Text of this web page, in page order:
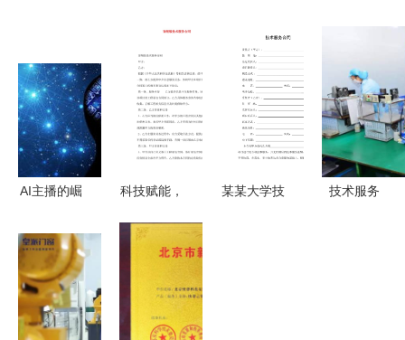
采
实践之道
以技术服务
驱动供应链
金融行稳致
远
命科学技术
服务新风向
AI主播的崛
跃还是职业
威胁？
科技赋能，
新版技术服
心价值与风
险防范
某某大学技
技术服务